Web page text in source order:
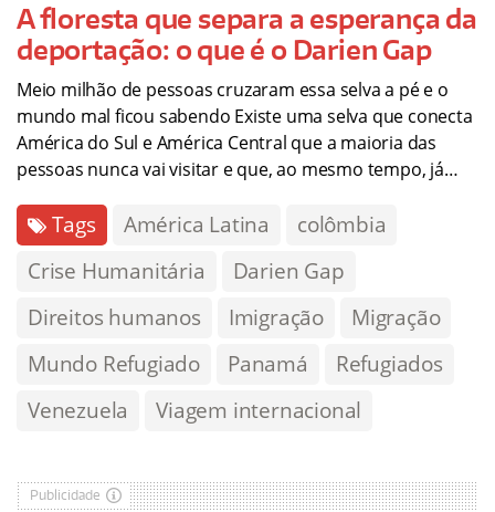
A floresta que separa a esperança da
deportação: o que é o Darien Gap
Meio milhão de pessoas cruzaram essa selva a pé e o
mundo mal ficou sabendo Existe uma selva que conecta
América do Sul e América Central que a maioria das
pessoas nunca vai visitar e que, ao mesmo tempo, já…
Tags América Latina
colômbia
Crise Humanitária
Darien Gap
Direitos humanos
Imigração
Migração
Mundo Refugiado
Panamá
Refugiados
Venezuela
Viagem internacional
Publicidade